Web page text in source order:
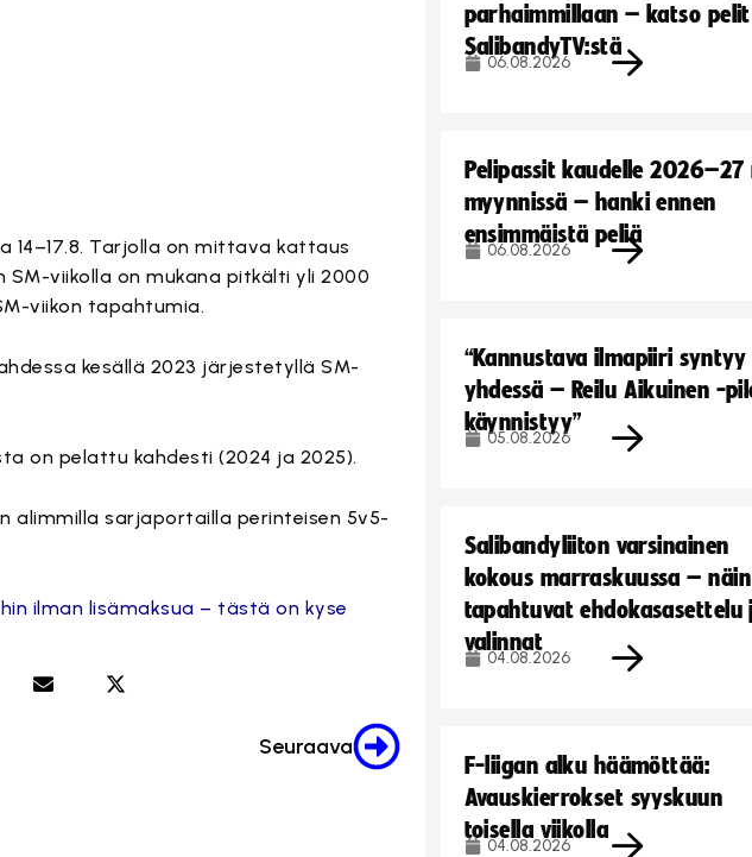
14–17.8. Tarjolla on mittava kattaus
SM-viikolla on mukana pitkälti yli 2000
viikon tapahtumia.
kesällä 2023 järjestetyllä SM-
on pelattu kahdesti (2024 ja 2025).
alimmilla sarjaportailla perinteisen 5v5-
ilman lisämaksua – tästä on kyse
Seuraava
parhaimmillaan – katso pelit
SalibandyTV:stä
06.08.2026
Pelipassit kaudelle
myynnissä – hanki ennen
ensimmäistä peliä
06.08.2026
“Kannustava ilmapiiri syntyy
yhdessä – Reilu Aikuinen -
käynnistyy”
05.08.2026
Salibandyliiton varsinainen
kokous marraskuussa – näin
tapahtuvat ehdokasasettelu
valinnat
04.08.2026
F-liigan alku häämöttää:
Avauskierrokset syyskuun
toisella viikolla
04.08.2026